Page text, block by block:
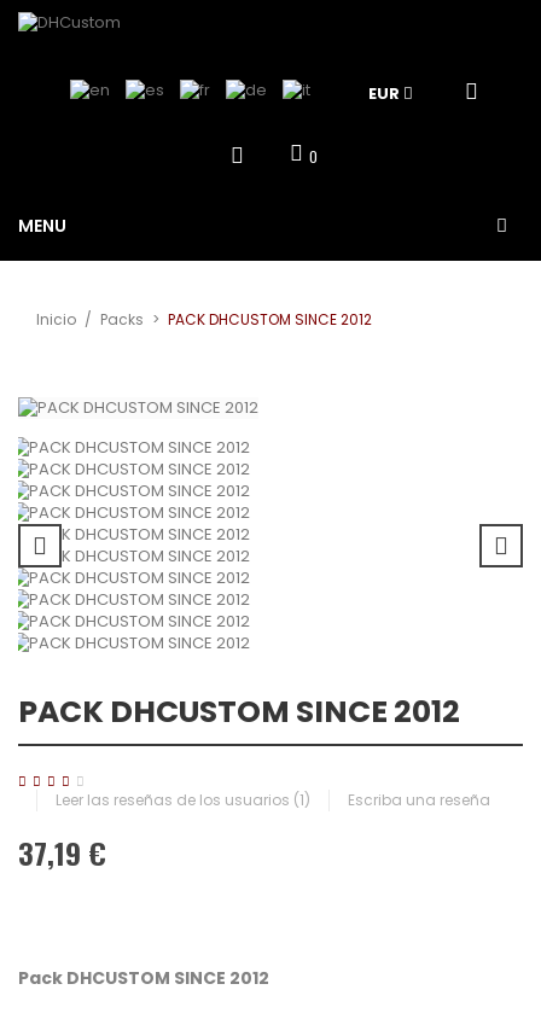
EUR
0
MENU
Inicio / Packs > PACK DHCUSTOM SINCE 2012
PACK DHCUSTOM SINCE 2012
Leer las reseñas de los usuarios (1) Escriba una reseña
37,19 €
Pack DHCUSTOM SINCE 2012